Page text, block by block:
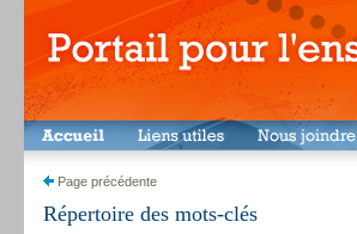
Page précédente
Répertoire des mots-clés